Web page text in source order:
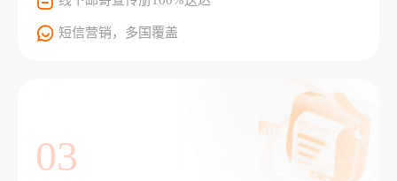
短信营销，多国覆盖
03